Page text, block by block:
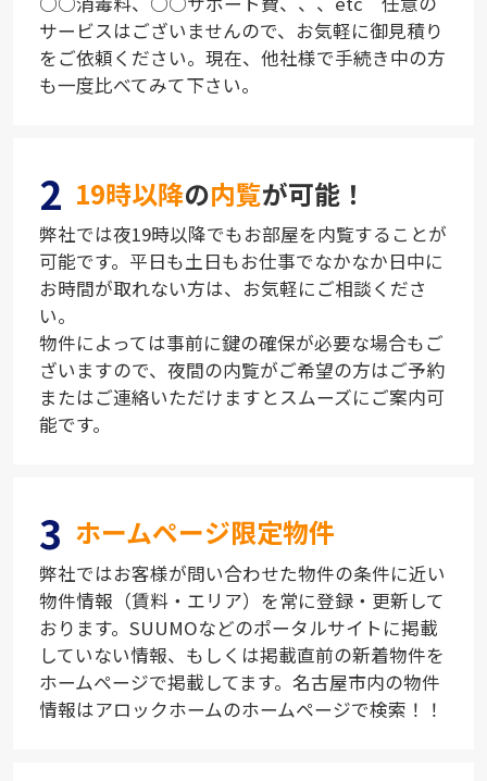
サービスはございませんので、お気軽に御見積り
をご依頼ください。現在、他社様で手続き中の方
も一度比べてみて下さい。
2 19時以降の内覧が可能！
弊社では夜19時以降でもお部屋を内覧することが
可能です。平日も土日もお仕事でなかなか日中に
お時間が取れない方は、お気軽にご相談くださ
い。
物件によっては事前に鍵の確保が必要な場合もご
ざいますので、夜間の内覧がご希望の方はご予約
またはご連絡いただけますとスムーズにご案内可
能です。
3 ホームページ限定物件
弊社ではお客様が問い合わせた物件の条件に近い
物件情報（賃料・エリア）を常に登録・更新して
おります。SUUMOなどのポータルサイトに掲載
していない情報、もしくは掲載直前の新着物件を
ホームページで掲載してます。名古屋市内の物件
情報はアロックホームのホームページで検索！！